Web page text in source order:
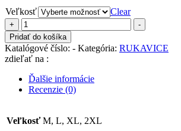
Veľkosť Clear
+
množstvo
KOŽENÉ
RUKAVICE
STREET
-
AKCIA
-
Pridať do košíka
Katalógové číslo: - Kategória: RUKAVICE
zdieľať na :
Ďalšie informácie
Recenzie (0)
Veľkosť M, L, XL, 2XL